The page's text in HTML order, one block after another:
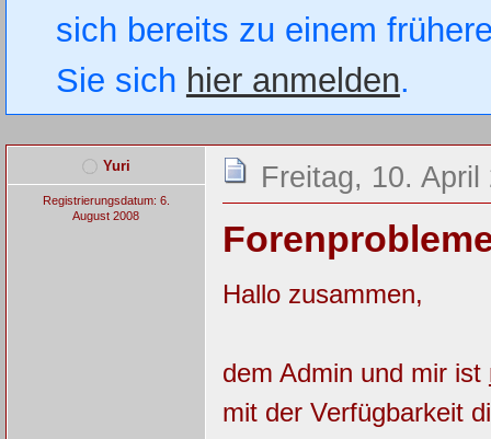
sich bereits zu einem
Sie sich hier anmelden.
Yuri
Registrierungsdatum: 6.
August 2008
Freitag, 10. April
Hallo zusammen,
dem Admin und mir ist
mit der Verfügbarkeit